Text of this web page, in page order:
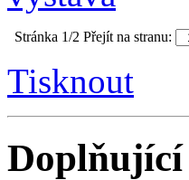
Stránka 1/2 Přejít na stranu:
Tisknout
Doplňující